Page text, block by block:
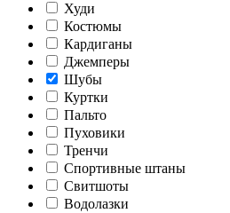
Худи
Костюмы
Кардиганы
Джемперы
Шубы
Куртки
Пальто
Пуховики
Тренчи
Спортивные штаны
Свитшоты
Водолазки